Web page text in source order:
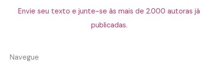
Envie seu texto e junte-se às mais de 2.000 autoras já
publicadas.
Navegue